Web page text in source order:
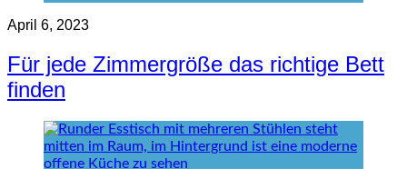
April 6, 2023
Für jede Zimmergröße das richtige Bett
finden